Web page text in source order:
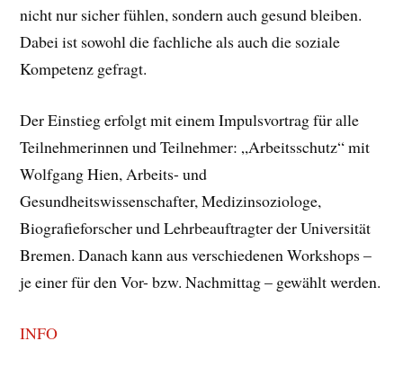
nicht nur sicher fühlen, sondern auch gesund bleiben.
Dabei ist sowohl die fachliche als auch die soziale
Kompetenz gefragt.
Der Einstieg erfolgt mit einem Impulsvortrag für alle
Teilnehmerinnen und Teilnehmer: „Arbeitsschutz“ mit
Wolfgang Hien, Arbeits- und
Gesundheitswissenschafter, Medizinsoziologe,
Biografieforscher und Lehrbeauftragter der Universität
Bremen. Danach kann aus verschiedenen Workshops –
je einer für den Vor- bzw. Nachmittag – gewählt werden.
INFO